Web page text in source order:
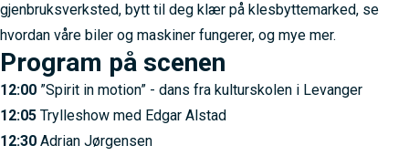
gjenbruksverksted, bytt til deg klær på klesbyttemarked, se
hvordan våre biler og maskiner fungerer, og mye mer.
Program på scenen
12:00 ”Spirit in motion” - dans fra kulturskolen i Levanger
12:05 Trylleshow med Edgar Alstad
12:30 Adrian Jørgensen